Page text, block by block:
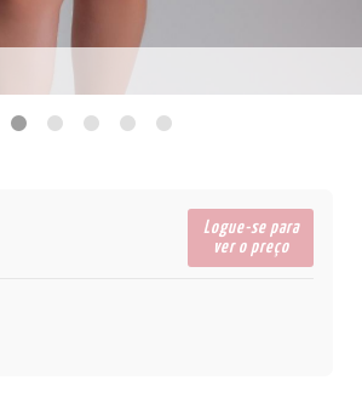
Logue-se para
ver o preço